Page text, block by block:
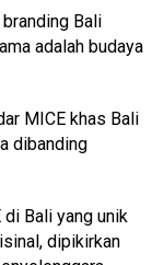
Bali
adalah budaya
MICE khas Bali
dibanding
di Bali yang unik
dipikirkan